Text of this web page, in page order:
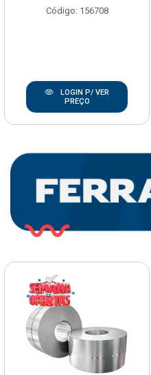
Código: 156708
LOGIN P/ VER
PREÇO